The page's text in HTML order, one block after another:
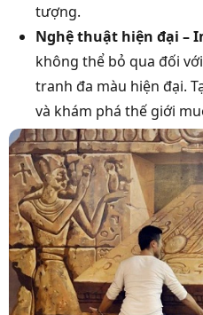
tượng.
Nghệ thuật hiện đại –
không thể bỏ qua đối
tranh đa màu hiện đại.
và khám phá thế giới